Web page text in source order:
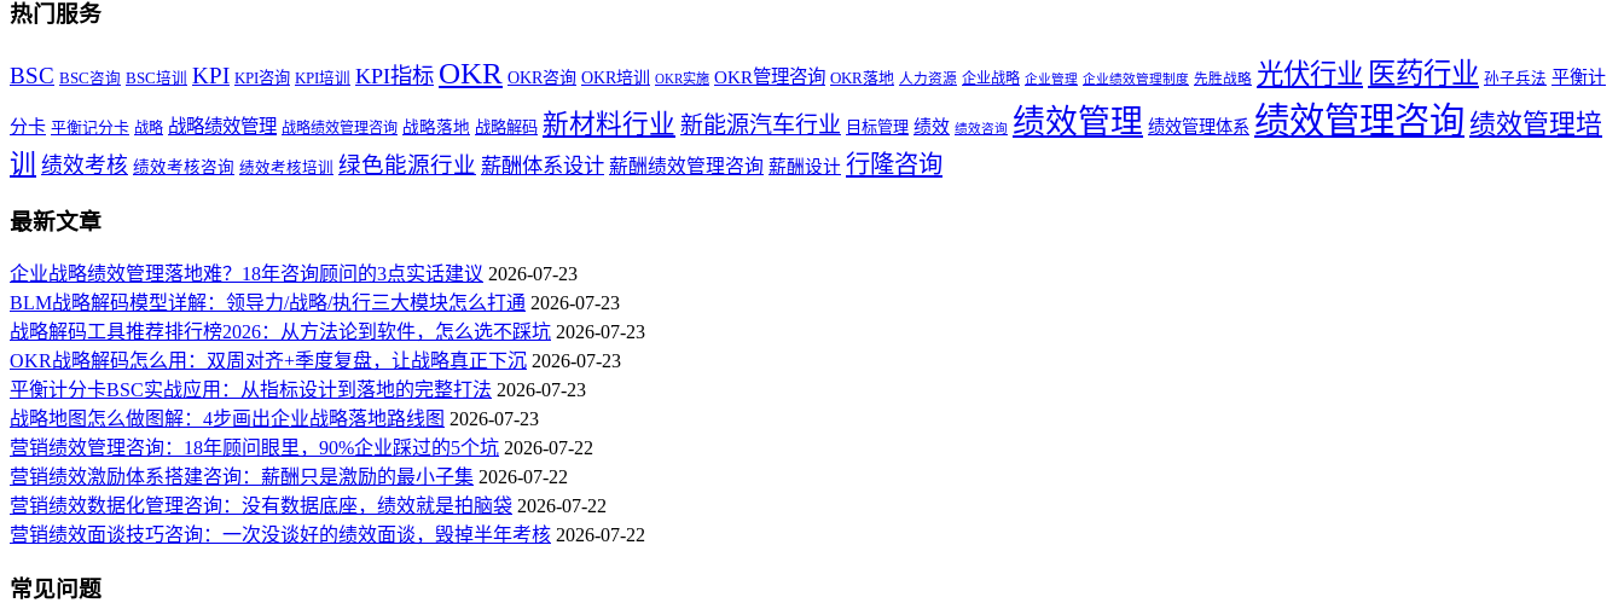
热门服务
BSC BSC咨询 BSC培训 KPI KPI咨询 KPI培训 KPI指标 OKR OKR咨询 OKR培训 OKR实施 OKR管理咨询 OKR落地 人力资源 企业战略 企业管理 企业绩效管理制度 先胜战略 光伏行业 医药行业 孙子兵法 平衡计
分卡 平衡记分卡 战略 战略绩效管理 战略绩效管理咨询 战略落地 战略解码 新材料行业 新能源汽车行业 目标管理 绩效 绩效咨询 绩效管理 绩效管理体系 绩效管理咨询 绩效管理培
训 绩效考核 绩效考核咨询 绩效考核培训 绿色能源行业 薪酬体系设计 薪酬绩效管理咨询 薪酬设计 行隆咨询
最新文章
企业战略绩效管理落地难？18年咨询顾问的3点实话建议 2026-07-23
BLM战略解码模型详解：领导力/战略/执行三大模块怎么打通 2026-07-23
战略解码工具推荐排行榜2026：从方法论到软件，怎么选不踩坑 2026-07-23
OKR战略解码怎么用：双周对齐+季度复盘，让战略真正下沉 2026-07-23
平衡计分卡BSC实战应用：从指标设计到落地的完整打法 2026-07-23
战略地图怎么做图解：4步画出企业战略落地路线图 2026-07-23
营销绩效管理咨询：18年顾问眼里，90%企业踩过的5个坑 2026-07-22
营销绩效激励体系搭建咨询：薪酬只是激励的最小子集 2026-07-22
营销绩效数据化管理咨询：没有数据底座，绩效就是拍脑袋 2026-07-22
营销绩效面谈技巧咨询：一次没谈好的绩效面谈，毁掉半年考核 2026-07-22
常见问题